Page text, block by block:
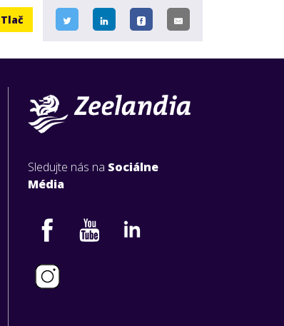
Tlač
Sledujte nás na Sociálne
Média